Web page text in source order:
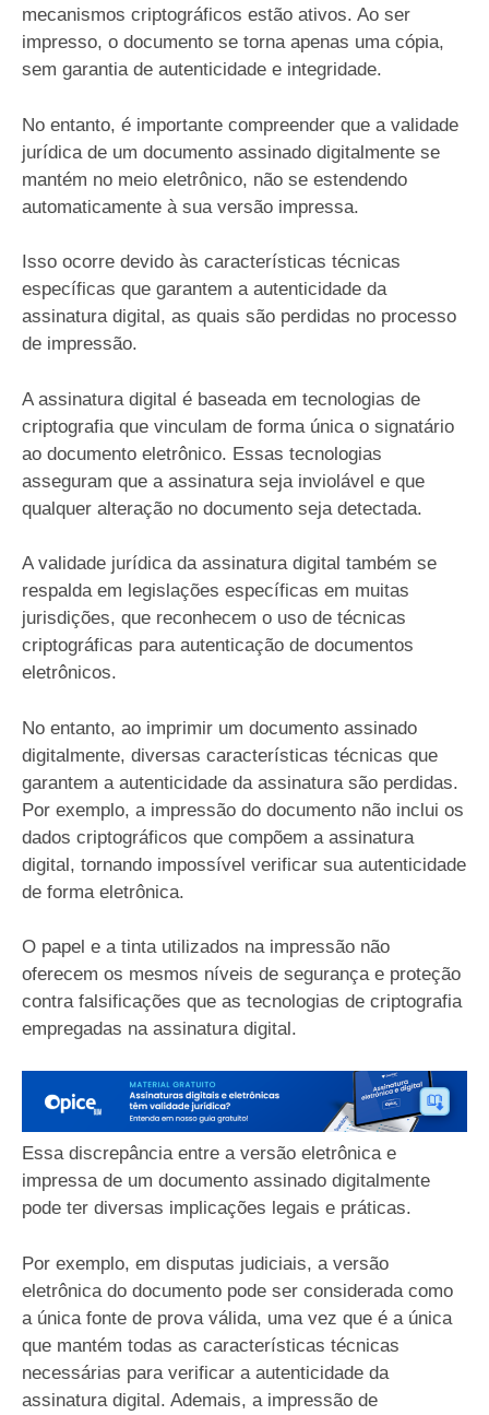
mecanismos criptográficos estão ativos. Ao ser
impresso, o documento se torna apenas uma cópia,
sem garantia de autenticidade e integridade.
No entanto, é importante compreender que a validade
jurídica de um documento assinado digitalmente se
mantém no meio eletrônico, não se estendendo
automaticamente à sua versão impressa.
Isso ocorre devido às características técnicas
específicas que garantem a autenticidade da
assinatura digital, as quais são perdidas no processo
de impressão.
A assinatura digital é baseada em tecnologias de
criptografia que vinculam de forma única o signatário
ao documento eletrônico. Essas tecnologias
asseguram que a assinatura seja inviolável e que
qualquer alteração no documento seja detectada.
A validade jurídica da assinatura digital também se
respalda em legislações específicas em muitas
jurisdições, que reconhecem o uso de técnicas
criptográficas para autenticação de documentos
eletrônicos.
No entanto, ao imprimir um documento assinado
digitalmente, diversas características técnicas que
garantem a autenticidade da assinatura são perdidas.
Por exemplo, a impressão do documento não inclui os
dados criptográficos que compõem a assinatura
digital, tornando impossível verificar sua autenticidade
de forma eletrônica.
O papel e a tinta utilizados na impressão não
oferecem os mesmos níveis de segurança e proteção
contra falsificações que as tecnologias de criptografia
empregadas na assinatura digital.
Essa discrepância entre a versão eletrônica e
impressa de um documento assinado digitalmente
pode ter diversas implicações legais e práticas.
Por exemplo, em disputas judiciais, a versão
eletrônica do documento pode ser considerada como
a única fonte de prova válida, uma vez que é a única
que mantém todas as características técnicas
necessárias para verificar a autenticidade da
assinatura digital. Ademais, a impressão de